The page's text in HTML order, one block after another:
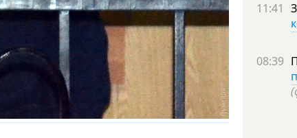
11:41
08:39